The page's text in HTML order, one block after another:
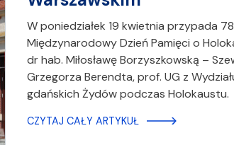
W poniedziałek 19 kwietnia przypada
Międzynarodowy Dzień Pamięci o
dr hab. Miłosławę Borzyszkowską –
Grzegorza Berendta, prof. UG z
gdańskich Żydów podczas
CZYTAJ CAŁY ARTYKUŁ